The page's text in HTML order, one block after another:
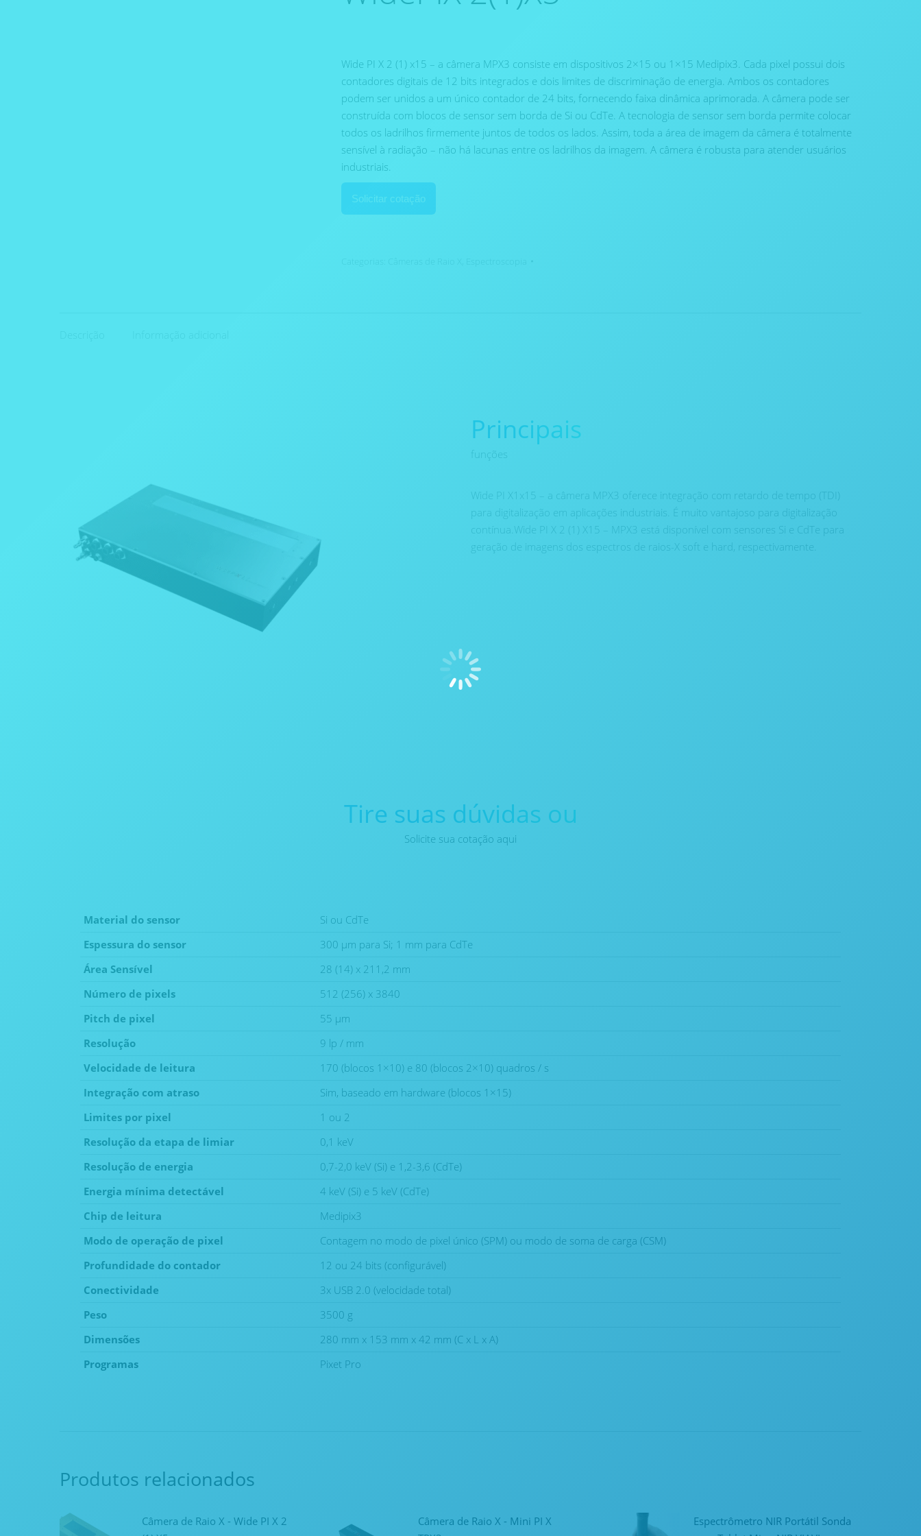
Wide PI X 2 (1) x15 – a câmera MPX3 consiste em dispositivos 2×15 ou 1×15 Medipix3. Cada pixel possui dois
contadores digitais de 12 bits integrados e dois limites de discriminação de energia. Ambos os contadores
podem ser unidos a um único contador de 24 bits, fornecendo faixa dinâmica aprimorada. A câmera pode ser
construída com blocos de sensor sem borda de Si ou CdTe. A tecnologia de sensor sem borda permite colocar
todos os ladrilhos firmemente juntos de todos os lados. Assim, toda a área de imagem da câmera é totalmente
sensível à radiação – não há lacunas entre os ladrilhos da imagem. A câmera é robusta para atender usuários
industriais.
Solicitar cotação
Principais
funções
Wide PI X1x15 – a câmera MPX3 oferece integração com retardo de tempo (TDI)
para digitalização em aplicações industriais. É muito vantajoso para digitalização
contínua.Wide PI X 2 (1) X15 – MPX3 está disponível com sensores Si e CdTe para
geração de imagens dos espectros de raios-X soft e hard, respectivamente.
Tire suas dúvidas ou
Solicite sua cotação aqui
Material do sensor
Si ou CdTe
Espessura do sensor
300 μm para Si; 1 mm para CdTe
Área Sensível
28 (14) x 211,2 mm
Número de pixels
512 (256) x 3840
Pitch de pixel
55 μm
Resolução
9 lp / mm
Velocidade de leitura
170 (blocos 1×10) e 80 (blocos 2×10) quadros / s
Integração com atraso
Sim, baseado em hardware (blocos 1×15)
Limites por pixel
1 ou 2
Resolução da etapa de limiar
0,1 keV
Resolução de energia
0,7-2,0 keV (Si) e 1,2-3,6 (CdTe)
Energia mínima detectável
4 keV (Si) e 5 keV (CdTe)
Chip de leitura
Medipix3
Modo de operação de pixel
Contagem no modo de pixel único (SPM) ou modo de soma de carga (CSM)
Profundidade do contador
12 ou 24 bits (configurável)
Conectividade
3x USB 2.0 (velocidade total)
Peso
3500 g
Dimensões
280 mm x 153 mm x 42 mm (C x L x A)
Programas
Pixet Pro
Produtos relacionados
Câmera de Raio X - Wide PI X 2
Câmera de Raio X - Mini PI X
Espectrômetro NIR Portátil Sonda